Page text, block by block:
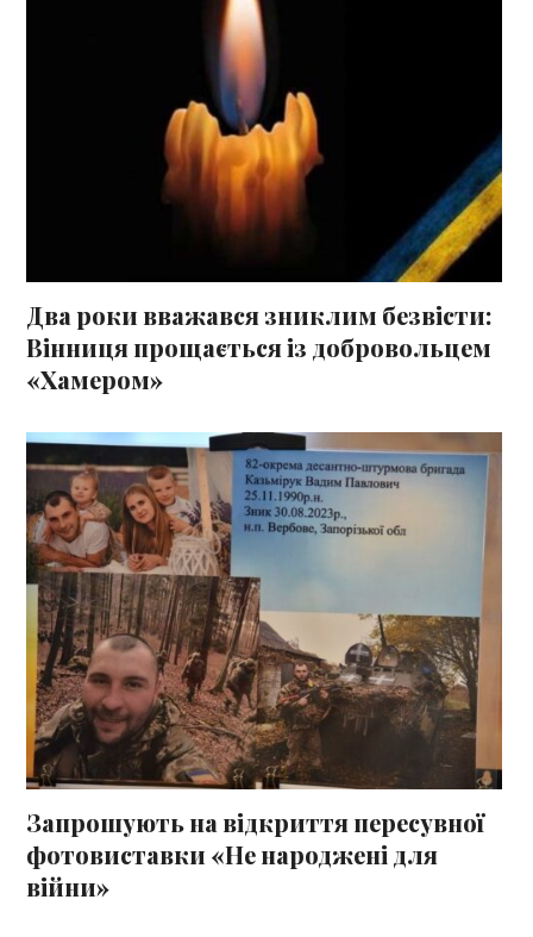
Два роки вважався зниклим безвісти:
Вінниця прощається із добровольцем
«Хамером»
Запрошують на відкриття пересувної
фотовиставки «Не народжені для
війни»